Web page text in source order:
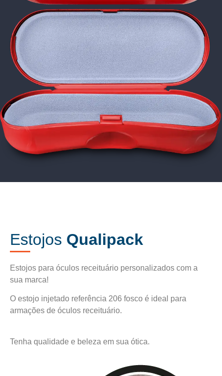
Estojos Qualipack
Estojos para óculos receituário personalizados com a
sua marca!
O estojo injetado referência 206 fosco é ideal para
armações de óculos receituário.
Tenha qualidade e beleza em sua ótica.